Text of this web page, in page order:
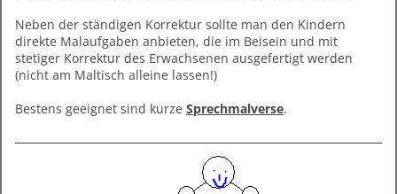
Neben der ständigen Korrektur sollte man den Kindern
direkte Malaufgaben anbieten, die im Beisein und mit
stetiger Korrektur des Erwachsenen ausgefertigt werden
(nicht am Maltisch alleine lassen!)
Bestens geeignet sind kurze Sprechmalverse.